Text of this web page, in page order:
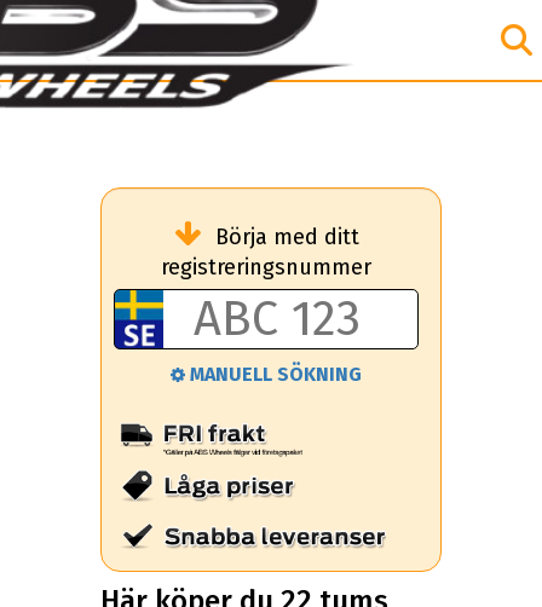
Börja med ditt
registreringsnummer
MANUELL SÖKNING